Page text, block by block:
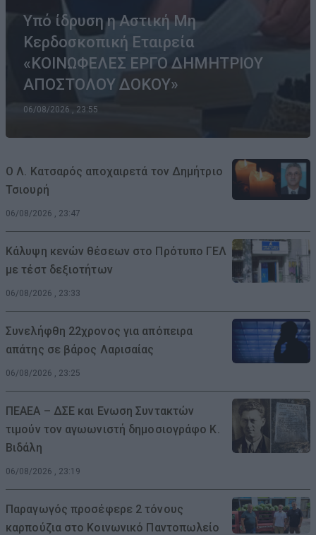
Υπό ίδρυση η Αστική Μη
Κερδοσκοπική Εταιρεία
«ΚΟΙΝΩΦΕΛΕΣ ΕΡΓΟ ΔΗΜΗΤΡΙΟΥ
ΑΠΟΣΤΟΛΟΥ ΔΟΚΟΥ»
06/08/2026 , 23:55
Ο Λ. Κατσαρός αποχαιρετά τον Δημήτριο
Τσιουρή
06/08/2026 , 23:47
Κάλυψη κενών θέσεων στο Πρότυπο ΓΕΛ
με τέστ δεξιοτήτων
06/08/2026 , 23:33
Συνελήφθη 22χρονος για απόπειρα
απάτης σε βάρος Λαρισαίας
06/08/2026 , 23:25
ΠΕΑΕΑ – ΔΣΕ και Ενωση Συντακτών
τιμούν τον αγωωνιστή δημοσιογράφο Κ.
Βιδάλη
06/08/2026 , 23:19
Παραγωγός προσέφερε 2 τόνους
καρπούζια στο Κοινωνικό Παντοπωλείο